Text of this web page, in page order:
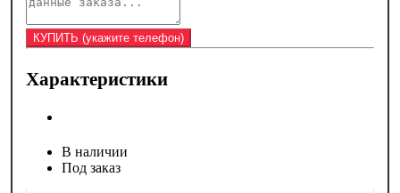
Характеристики
В наличии
Под заказ